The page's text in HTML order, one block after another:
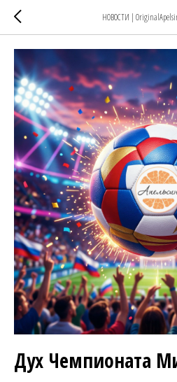
НОВОСТИ |
Дух Чемпионата